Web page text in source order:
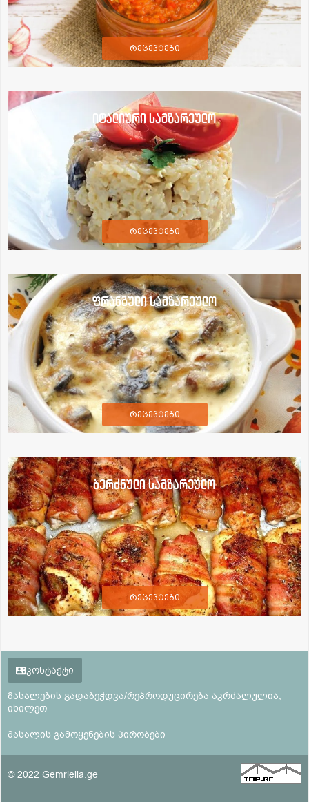
რეცეპტები
იტალიური სამზარეულო
რეცეპტები
ფრანგული სამზარეულო
რეცეპტები
ბერძნული სამზარეულო
რეცეპტები
კონტაქტი
მასალების გადაბეჭდვა/რეპროდუცირება აკრძალულია,
იხილეთ
მასალის გამოყენების პირობები
© 2022 Gemrielia.ge